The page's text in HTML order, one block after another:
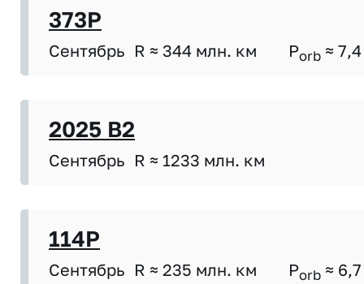
373P
Сентябрь R ≈ 344 млн. км Porb ≈ 7,4
2025 B2
Сентябрь R ≈ 1233 млн. км
114P
Сентябрь R ≈ 235 млн. км Porb ≈ 6,7